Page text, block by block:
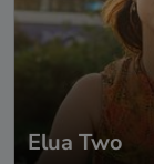
Elua Two